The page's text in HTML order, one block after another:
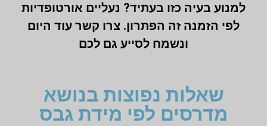
למנוע בעיה כזו בעתיד? נעליים אורטופדיות
לפי הזמנה זה הפתרון. צרו קשר עוד היום
ונשמח לסייע גם לכם
שאלות נפוצות בנושא
מדרסים לפי מידת גבס